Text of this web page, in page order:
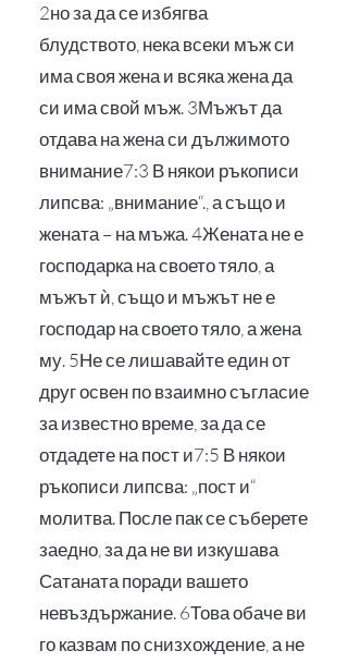
2но за да се избягва
блудството, нека всеки мъж си
има своя жена и всяка жена да
си има свой мъж. 3Мъжът да
отдава на жена си дължимото
внимание7:3 В някои ръкописи
липсва: „внимание“., а също и
жената – на мъжа. 4Жената не е
господарка на своето тяло, а
мъжът ѝ, също и мъжът не е
господар на своето тяло, а жена
му. 5Не се лишавайте един от
друг освен по взаимно съгласие
за известно време, за да се
отдадете на пост и7:5 В някои
ръкописи липсва: „пост и“
молитва. После пак се съберете
заедно, за да не ви изкушава
Сатаната поради вашето
невъздържание. 6Това обаче ви
го казвам по снизхождение, а не